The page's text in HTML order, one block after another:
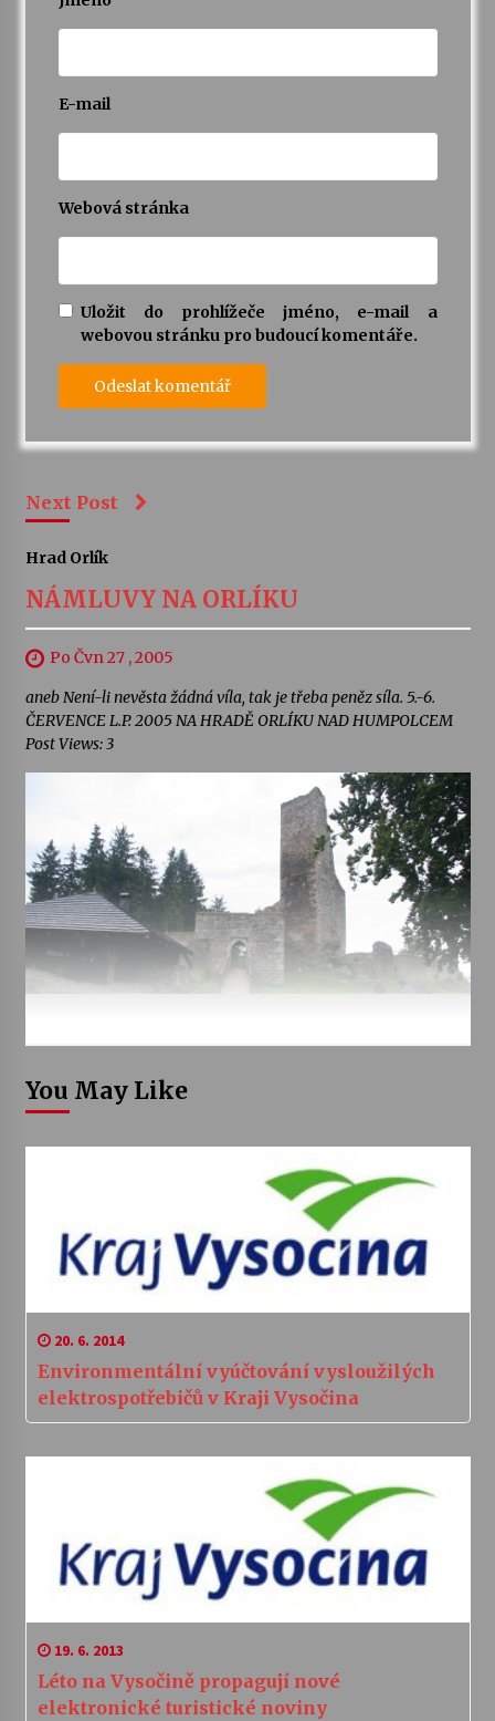
E-mail
Webová stránka
Uložit do prohlížeče jméno, e-mail a
webovou stránku pro budoucí komentáře.
Next Post
Hrad Orlík
NÁMLUVY NA ORLÍKU
Po Čvn 27 , 2005
aneb Není-li nevěsta žádná víla, tak je třeba peněz síla. 5.-6.
ČERVENCE L.P. 2005 NA HRADĚ ORLÍKU NAD HUMPOLCEM
Post Views: 3
You May Like
20. 6. 2014
Environmentální vyúčtování vysloužilých
elektrospotřebičů v Kraji Vysočina
19. 6. 2013
Léto na Vysočině propagují nové
elektronické turistické noviny